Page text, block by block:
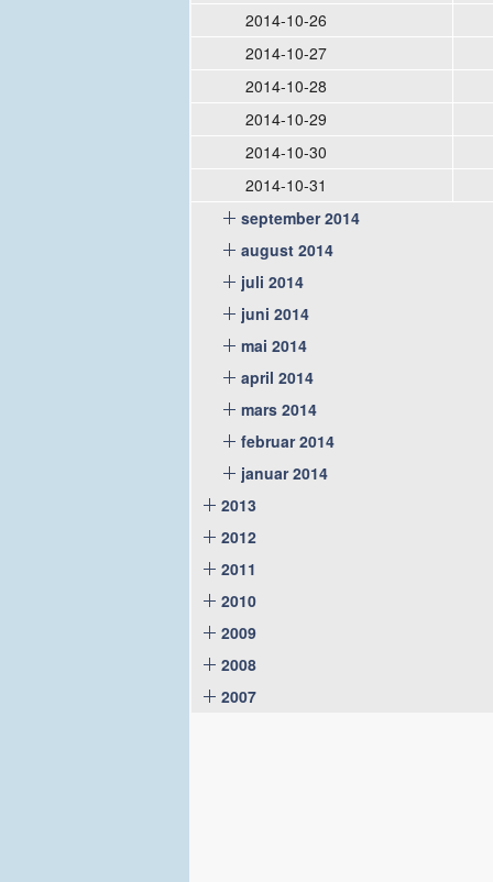
2014-10-26
2014-10-27
2014-10-28
2014-10-29
2014-10-30
2014-10-31
september 2014
august 2014
juli 2014
juni 2014
mai 2014
april 2014
mars 2014
februar 2014
januar 2014
2013
2012
2011
2010
2009
2008
2007